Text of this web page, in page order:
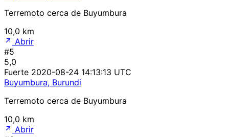
Terremoto cerca de Buyumbura
10,0 km
Abrir
#5
5,0
Fuerte 2020-08-24 14:13:13 UTC
Buyumbura, Burundi
Terremoto cerca de Buyumbura
10,0 km
Abrir